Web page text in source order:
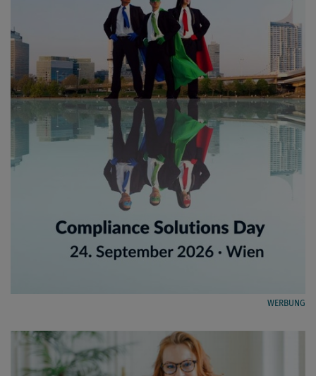
WERBUNG